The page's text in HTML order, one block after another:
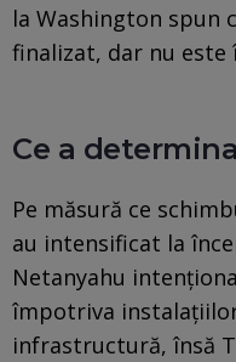
la Washington spun
finalizat, dar nu este
Ce a
Pe măsură ce
au intensificat la
Netanyahu
împotriva
infrastructură, însă